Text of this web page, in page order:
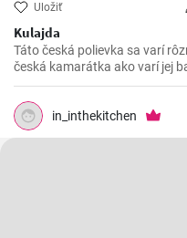
Uložiť
Kulajda
Táto česká polievka sa varí
česká kamarátka ako varí jej
chutila nám s manželom.
in_inthekitchen